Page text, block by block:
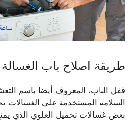
طريقة اصلاح باب
قفل الباب، المعروف أيضا باسم
السلامة المستخدمة على الغسالات
بعض غسالات تحميل العلوي الذي